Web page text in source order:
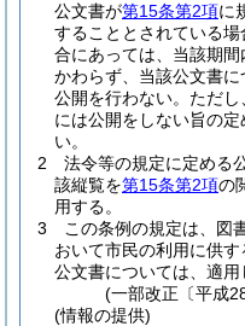
公文書が第15条第2項に
することとされている場
合にあっては、当該期間
かわらず、当該公文書
公開を行わない。 ただし
には公開をしない旨の
い。
2
法令等の規定に定める
該縦覧を第15条第2項の
用する。
3
この条例の規定は、図
おいて市民の利用に供
公文書については、適用
(一部改正〔平成
(情報の提供)